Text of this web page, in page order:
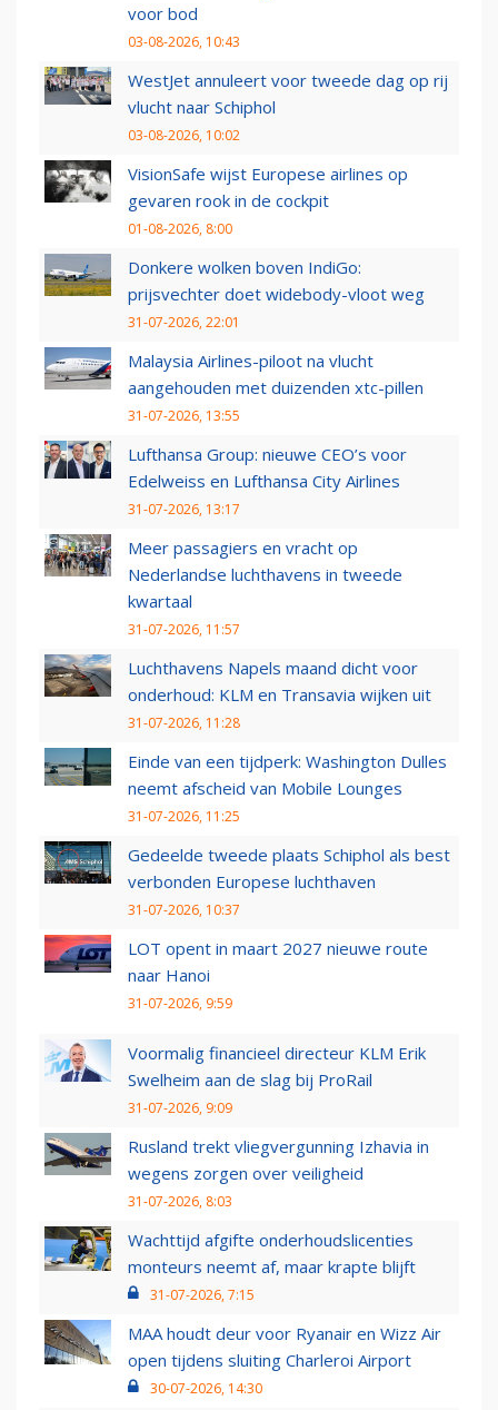
voor bod
03-08-2026, 10:43
WestJet annuleert voor tweede dag op rij
vlucht naar Schiphol
03-08-2026, 10:02
VisionSafe wijst Europese airlines op
gevaren rook in de cockpit
01-08-2026, 8:00
Donkere wolken boven IndiGo:
prijsvechter doet widebody-vloot weg
31-07-2026, 22:01
Malaysia Airlines-piloot na vlucht
aangehouden met duizenden xtc-pillen
31-07-2026, 13:55
Lufthansa Group: nieuwe CEO’s voor
Edelweiss en Lufthansa City Airlines
31-07-2026, 13:17
Meer passagiers en vracht op
Nederlandse luchthavens in tweede
kwartaal
31-07-2026, 11:57
Luchthavens Napels maand dicht voor
onderhoud: KLM en Transavia wijken uit
31-07-2026, 11:28
Einde van een tijdperk: Washington Dulles
neemt afscheid van Mobile Lounges
31-07-2026, 11:25
Gedeelde tweede plaats Schiphol als best
verbonden Europese luchthaven
31-07-2026, 10:37
LOT opent in maart 2027 nieuwe route
naar Hanoi
31-07-2026, 9:59
Voormalig financieel directeur KLM Erik
Swelheim aan de slag bij ProRail
31-07-2026, 9:09
Rusland trekt vliegvergunning Izhavia in
wegens zorgen over veiligheid
31-07-2026, 8:03
Wachttijd afgifte onderhoudslicenties
monteurs neemt af, maar krapte blijft
31-07-2026, 7:15
MAA houdt deur voor Ryanair en Wizz Air
open tijdens sluiting Charleroi Airport
30-07-2026, 14:30